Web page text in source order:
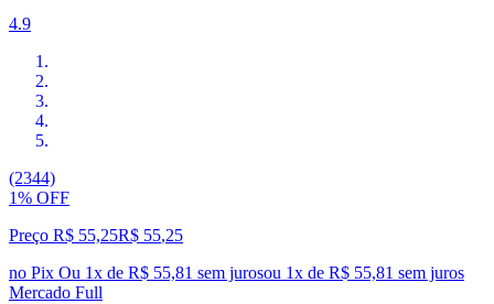
4.9
(2344)
1% OFF
Preço R$ 55,25R$ 55,25
no Pix Ou 1x de R$ 55,81 sem jurosou 1x de R$ 55,81 sem juros
Mercado Full